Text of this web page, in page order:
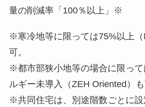
量の削減率「100％以上」※
※寒冷地等に限っては75%以上（
可。
※都市部狭小地等の場合に限って
ルギー未導入（ZEH Oriented）も
※共同住宅は、別途階数ごとに設